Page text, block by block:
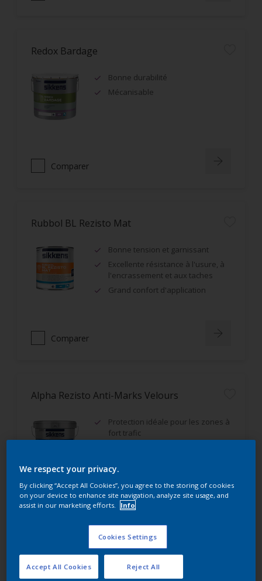
Redox Bardage
Bonne durabilité
Mécanisable
Comparer
Rubbol BL Rezisto Mat
Bonne tension et garnissant
Excellente résistance à l'usure, à
l'encrassement et aux taches
Grand confort d'application
Comparer
Alpha Rezisto Anti-Marks Velours
Protection idéale pour les zones à
fort trafic
Très bon rendement
Alpha Isolux
We respect your privacy.
By clicking “Accept All Cookies”, you agree to the storing of cookies
on your device to enhance site navigation, analyze site usage, and
assist in our marketing efforts.
Info
Cookies Settings
Reject All
Accept All Cookies